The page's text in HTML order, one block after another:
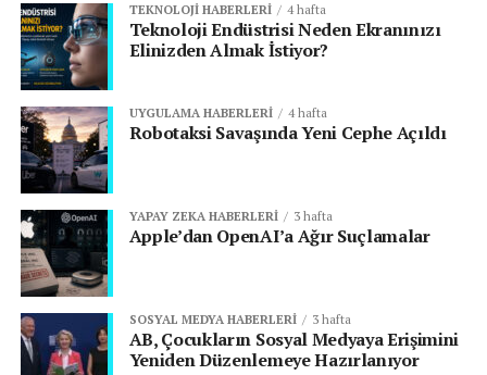
TEKNOLOJI HABERLERI 4 hafta
Teknoloji Endüstrisi Neden Ekranınızı
Elinizden Almak İstiyor?
UYGULAMA HABERLERI 4 hafta
Robotaksi Savaşında Yeni Cephe Açıldı
YAPAY ZEKA HABERLERI 3 hafta
Apple’dan OpenAI’a Ağır Suçlamalar
SOSYAL MEDYA HABERLERI 3 hafta
AB, Çocukların Sosyal Medyaya Erişimini
Yeniden Düzenlemeye Hazırlanıyor